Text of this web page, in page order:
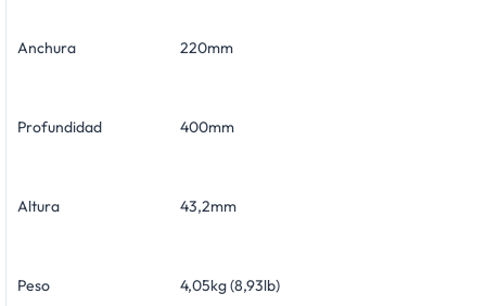
Anchura 220mm
Profundidad 400mm
Altura 43,2mm
Peso 4,05kg (8,93lb)